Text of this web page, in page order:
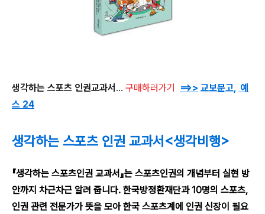
생각하는 스포츠 인권교과서 ... 구매하러가기 ==>> 교보문고, 예
스 24
생각하는 스포츠 인권 교과서<생각비행>
『생각하는 스포츠인권 교과서』는 스포츠인권의 개념부터 실현 방
안까지 차근차근 알려 줍니다. 한국방정환재단과 10명의 스포츠,
인권 관련 전문가가 뜻을 모아 한국 스포츠계에 인권 신장이 필요